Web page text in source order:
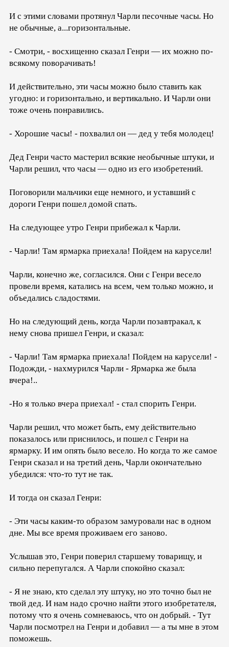
И с этими словами протянул Чарли песочные часы. Но
не обычные, а...горизонтальные.
- Смотри, - восхищенно сказал Генри — их можно по-
всякому поворачивать!
И действительно, эти часы можно было ставить как
угодно: и горизонтально, и вертикально. И Чарли они
тоже очень понравились.
- Хорошие часы! - похвалил он — дед у тебя молодец!
Дед Генри часто мастерил всякие необычные штуки, и
Чарли решил, что часы — одно из его изобретений.
Поговорили мальчики еще немного, и уставший с
дороги Генри пошел домой спать.
На следующее утро Генри прибежал к Чарли.
- Чарли! Там ярмарка приехала! Пойдем на карусели!
Чарли, конечно же, согласился. Они с Генри весело
провели время, катались на всем, чем только можно, и
объедались сладостями.
Но на следующий день, когда Чарли позавтракал, к
нему снова пришел Генри, и сказал:
- Чарли! Там ярмарка приехала! Пойдем на карусели! -
Подожди, - нахмурился Чарли - Ярмарка же была
вчера!..
-Но я только вчера приехал! - стал спорить Генри.
Чарли решил, что может быть, ему действительно
показалось или приснилось, и пошел с Генри на
ярмарку. И им опять было весело. Но когда то же самое
Генри сказал и на третий день, Чарли окончательно
убедился: что-то тут не так.
И тогда он сказал Генри:
- Эти часы каким-то образом замуровали нас в одном
дне. Мы все время проживаем его заново.
Услышав это, Генри поверил старшему товарищу, и
сильно перепугался. А Чарли спокойно сказал:
- Я не знаю, кто сделал эту штуку, но это точно был не
твой дед. И нам надо срочно найти этого изобретателя,
потому что я очень сомневаюсь, что он добрый. - Тут
Чарли посмотрел на Генри и добавил — а ты мне в этом
поможешь.